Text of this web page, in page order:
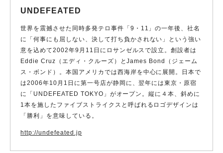
UNDEFEATED
世界を震撼させた同時多発テロ事件「9・11」の一年後、社名
に「何事にも屈しない、決して打ち負かされない」という強い
意を込めて2002年9月11日にロサンゼルスで設立。創設者は
Eddie Cruz（エディ・クルーズ）とJames Bond（ジェーム
ス・ボンド）。本国アメリカでは西海岸を中心に展開。日本で
は2006年10月1日に第一号店が静岡に、翌年には東京・原宿
に「UNDEFEATED TOKYO」がオープン。縦に４本、斜めに
1本を施したファイブストライクスと呼ばれるロゴデザインは
「勝利」を意味している。
http://undefeated.jp